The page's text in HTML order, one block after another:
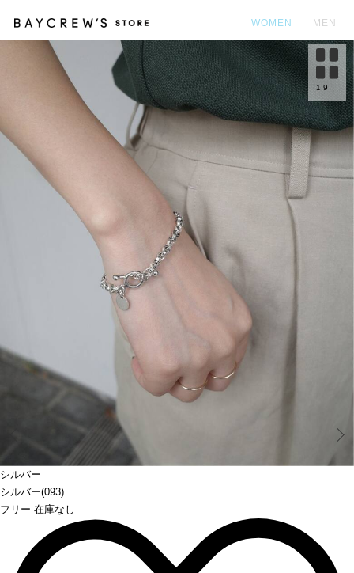
WOMEN MEN
シルバー
シルバー(093)
フリー 在庫なし
1 9